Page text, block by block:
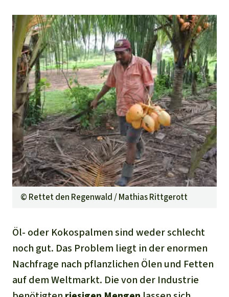
© Rettet den Regenwald / Mathias Rittgerott
Öl- oder Kokospalmen sind weder schlecht
noch gut. Das Problem liegt in der enormen
Nachfrage nach pflanzlichen Ölen und Fetten
auf dem Weltmarkt. Die von der Industrie